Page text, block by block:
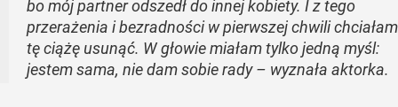
bo mój partner odszedł do innej kobiety. I z tego
przerażenia i bezradności w pierwszej chwili chciałam
tę ciążę usunąć. W głowie miałam tylko jedną myśl:
jestem sama, nie dam sobie rady – wyznała aktorka.